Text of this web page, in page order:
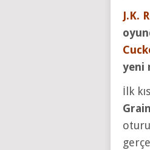
J.K.
yeni
İlk